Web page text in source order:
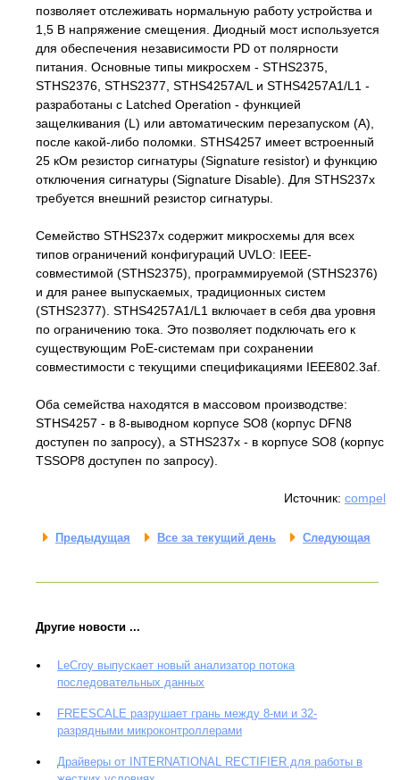
позволяет отслеживать нормальную работу устройства и
1,5 В напряжение смещения. Диодный мост используется
для обеспечения независимости PD от полярности
питания. Основные типы микросхем - STHS2375,
STHS2376, STHS2377, STHS4257A/L и STHS4257A1/L1 -
разработаны с Latched Operation - функцией
защелкивания (L) или автоматическим перезапуском (A),
после какой-либо поломки. STHS4257 имеет встроенный
25 кОм резистор сигнатуры (Signature resistor) и функцию
отключения сигнатуры (Signature Disable). Для STHS237x
требуется внешний резистор сигнатуры.
Семейство STHS237x содержит микросхемы для всех
типов ограничений конфигураций UVLO: IEEE-
совместимой (STHS2375), программируемой (STHS2376)
и для ранее выпускаемых, традиционных систем
(STHS2377). STHS4257A1/L1 включает в себя два уровня
по ограничению тока. Это позволяет подключать его к
существующим PoE-системам при сохранении
совместимости с текущими спецификациями IEEE802.3af.
Оба семейства находятся в массовом производстве:
STHS4257 - в 8-выводном корпусе SO8 (корпус DFN8
доступен по запросу), а STHS237x - в корпусе SO8 (корпус
TSSOP8 доступен по запросу).
Источник: compel
Предыдущая Все за текущий день Следующая
Другие новости ...
LeCroy выпускает новый анализатор потока
последовательных данных
FREESCALE разрушает грань между 8-ми и 32-
разрядными микроконтроллерами
Драйверы от INTERNATIONAL RECTIFIER для работы в